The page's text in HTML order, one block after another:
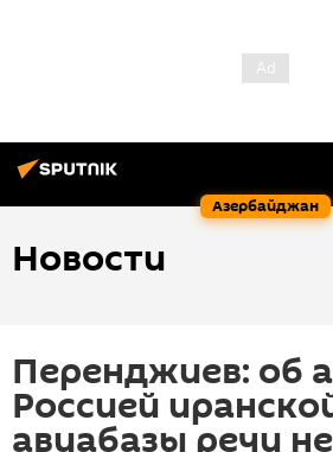
Азербайджан
Новости
Перенджиев: об
Россией
авиабазы речи